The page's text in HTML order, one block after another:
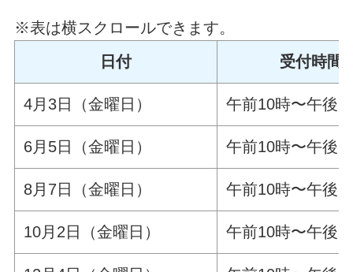
※表は横スクロールできます。
日付
受付時間
4月3日（金曜日） 午前10時〜午後2
6月5日（金曜日） 午前10時〜午後2
8月7日（金曜日） 午前10時〜午後2
10月2日（金曜日） 午前10時〜午後2